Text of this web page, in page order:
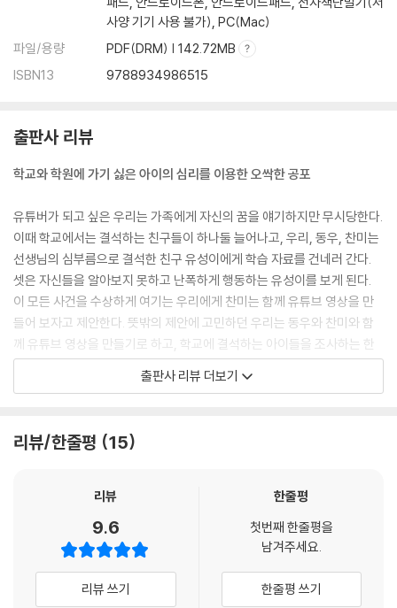
사양 기기 사용 불가), PC(Mac)
파일/용량
PDF(DRM) | 142.72MB
ISBN13
9788934986515
출판사 리뷰
학교와 학원에 가기 싫은 아이의 심리를 이용한 오싹한 공포
유튜버가 되고 싶은 우리는 가족에게 자신의 꿈을 얘기하지만 무시당한다.
이때 학교에서는 결석하는 친구들이 하나둘 늘어나고, 우리, 동우, 찬미는
선생님의 심부름으로 결석한 친구 유성이에게 학습 자료를 건네러 간다.
셋은 자신들을 알아보지 못하고 난폭하게 행동하는 유성이를 보게 된다.
이 모든 사건을 수상하게 여기는 우리에게 찬미는 함께 유튜브 영상을 만
들어 보자고 제안한다. 뜻밖의 제안에 고민하던 우리는 동우와 찬미와 함
께 유튜브 영상을 만들기로 하고, 학교에 결석하는 아이들을 조사하는 한
편 갑자기 교실에서 쓰러진 서윤이의 짝꿍 민우에게 그날 있었던 일을 자
세하게 물어본다. 그 결과 학교를 결석하거나 갑자기 쓰러진 아이들의 공
으킨 범인이 누구인지 알게 되는데……. 셋은 범인을 밝혀내고 좀비처럼 변
용한 범인이 아이들에게 이상한 앱을 전송하면서 벌어지는 이야기다. 여기
에 우리, 동우, 찬미가 좀비처럼 변한 친구들의 진실을 파헤치는 과정이 흥
미진진하게 담겨 있다. 위험한 순간에 문제를 해결하기 위해 고군분투하는
세 친구의 이야기를 따라가다 보면, 독자는 수상한 앱을 전송한 범인이 누
출판사 리뷰 더보기
리뷰/한줄평 15
리뷰
9.6
리뷰 쓰기
한줄평
첫번째 한줄평을
남겨주세요.
한줄평 쓰기